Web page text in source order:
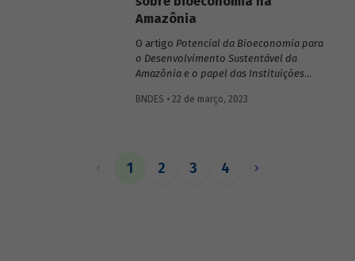
Amazônia
O artigo Potencial da Bioeconomia para
o Desenvolvimento Sustentável da
Amazônia e o papel das Instituições
Leonardo Pamplona, Nabil Kadri e Julio
sustentável, inclusivo e inovativo” do
BNDES • 22 de março, 2023
1 2 3 4